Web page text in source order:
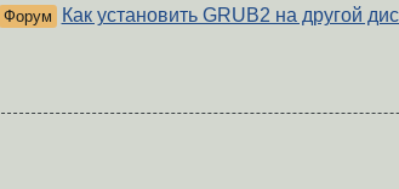
Форум Как установить GRUB2 на другой